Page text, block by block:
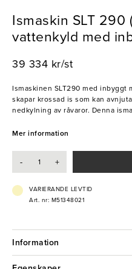
Ismaskin SLT 290
vattenkyld med
39 334 kr/st
Ismaskinen SLT290 med inbyggt
skapar krossad is som kan
nedkylning av råvaror. Denna
- Effekt: 0,72 kW
- Kylningssystem: Vattenkyld
- Tömningspump: Nej
Mer information
- +
VARIERANDE LEVTID
Art. nr: M51348021
Information